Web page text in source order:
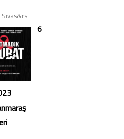
Sivas&rs
6